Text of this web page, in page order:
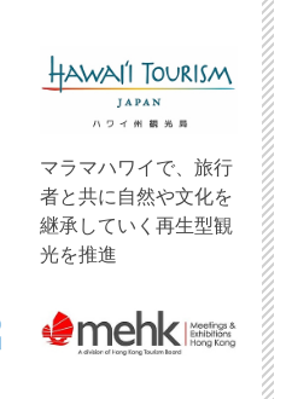
マラマハワイで、旅行
者と共に自然や文化を
継承していく再生型観
光を推進